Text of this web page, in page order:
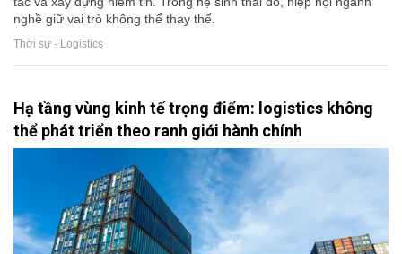
nghề giữ vai trò không thể thay thế.
Thời sự - Logistics
Hạ tầng vùng kinh tế trọng điểm: logistics không
thể phát triển theo ranh giới hành chính